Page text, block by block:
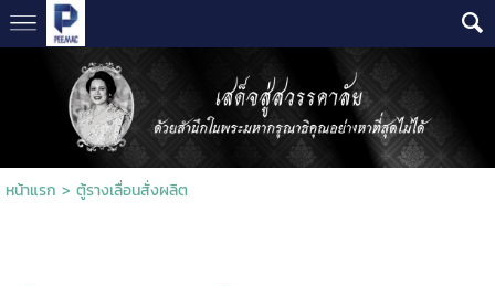
หน้าแรก > ตู้รางเลื่อนสั่งผลิต